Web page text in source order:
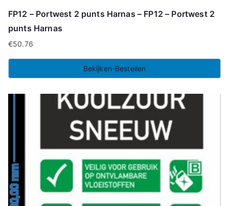
FP12 – Portwest 2 punts Harnas – FP12 – Portwest 2
punts Harnas
€50.76
Bekijken-Bestellen